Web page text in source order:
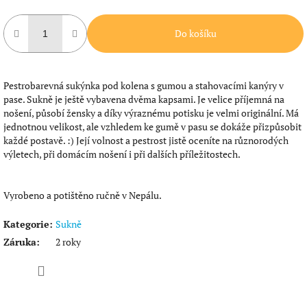
Do košíku
Pestrobarevná sukýnka pod kolena s gumou a stahovacími kanýry v
pase. Sukně je ještě vybavena dvěma kapsami. Je velice příjemná na
nošení, působí žensky a díky výraznému potisku je velmi originální. Má
jednotnou velikost, ale vzhledem ke gumě v pasu se dokáže přizpůsobit
každé postavě. :) Její volnost a pestrost jistě oceníte na různorodých
výletech, při domácím nošení i při dalších příležitostech.
Vyrobeno a potištěno ručně v Nepálu.
Kategorie: Sukně
Záruka: 2 roky